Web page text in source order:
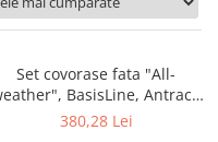
Set covorase fata "All-
BasisLine, Antracit
51472461168 - BMW Seria
380,28 Lei